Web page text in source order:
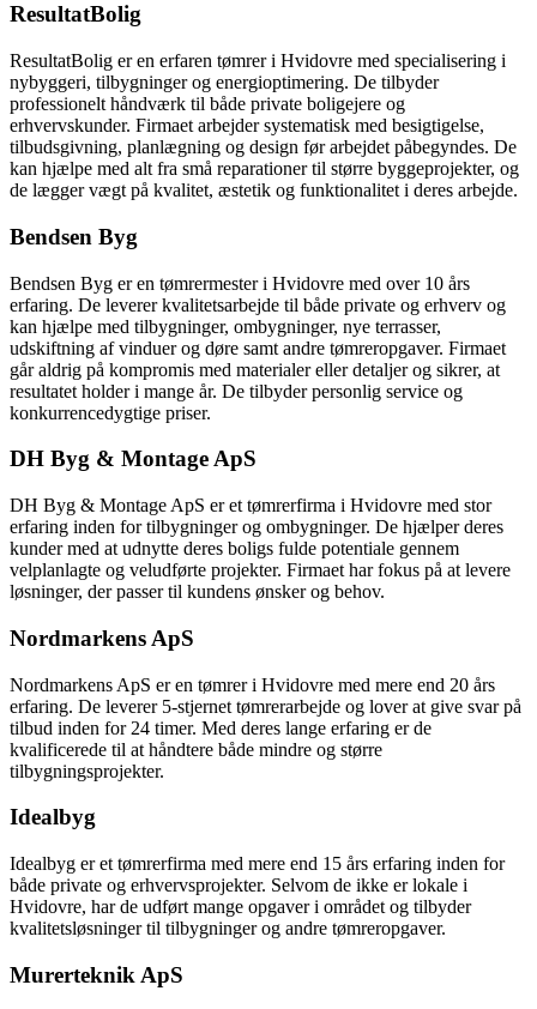
ResultatBolig
ResultatBolig er en erfaren tømrer i Hvidovre med specialisering i
nybyggeri, tilbygninger og energioptimering. De tilbyder
professionelt håndværk til både private boligejere og
erhvervskunder. Firmaet arbejder systematisk med besigtigelse,
tilbudsgivning, planlægning og design før arbejdet påbegyndes. De
kan hjælpe med alt fra små reparationer til større byggeprojekter, og
de lægger vægt på kvalitet, æstetik og funktionalitet i deres arbejde.
Bendsen Byg
Bendsen Byg er en tømrermester i Hvidovre med over 10 års
erfaring. De leverer kvalitetsarbejde til både private og erhverv og
kan hjælpe med tilbygninger, ombygninger, nye terrasser,
udskiftning af vinduer og døre samt andre tømreropgaver. Firmaet
går aldrig på kompromis med materialer eller detaljer og sikrer, at
resultatet holder i mange år. De tilbyder personlig service og
konkurrencedygtige priser.
DH Byg & Montage ApS
DH Byg & Montage ApS er et tømrerfirma i Hvidovre med stor
erfaring inden for tilbygninger og ombygninger. De hjælper deres
kunder med at udnytte deres boligs fulde potentiale gennem
velplanlagte og veludførte projekter. Firmaet har fokus på at levere
løsninger, der passer til kundens ønsker og behov.
Nordmarkens ApS
Nordmarkens ApS er en tømrer i Hvidovre med mere end 20 års
erfaring. De leverer 5-stjernet tømrerarbejde og lover at give svar på
tilbud inden for 24 timer. Med deres lange erfaring er de
kvalificerede til at håndtere både mindre og større
tilbygningsprojekter.
Idealbyg
Idealbyg er et tømrerfirma med mere end 15 års erfaring inden for
både private og erhvervsprojekter. Selvom de ikke er lokale i
Hvidovre, har de udført mange opgaver i området og tilbyder
kvalitetsløsninger til tilbygninger og andre tømreropgaver.
Murerteknik ApS